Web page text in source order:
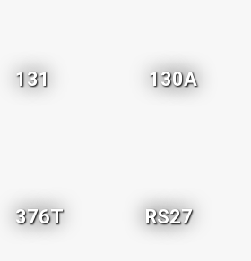
131 130A
376T RS27